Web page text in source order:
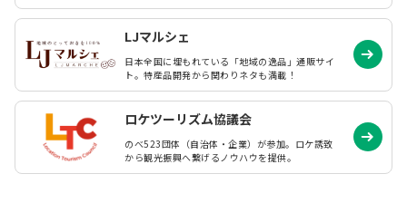
LJマルシェ
日本全国に埋もれている「地域の逸品」通販サイ
ト。特産品開発から関わりネタも満載！
ロケツーリズム協議会
のべ523団体（自治体・企業）が参加。ロケ誘致
から観光振興へ繋げるノウハウを提供。